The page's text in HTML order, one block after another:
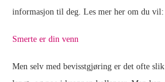
informasjon til deg. Les mer her om du vil:
Smerte er din venn
Men selv med bevisstgjøring er det ofte